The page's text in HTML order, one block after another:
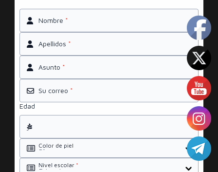
Nombre *
Apellidos *
Asunto *
Su correo *
Edad
Color de piel
Nivel escolar *